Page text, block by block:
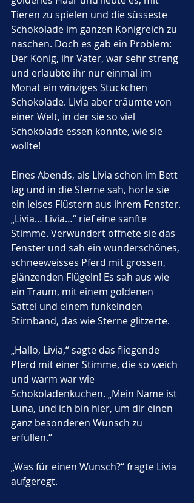
Tieren zu spielen und die süsseste
Schokolade im ganzen Königreich zu
naschen. Doch es gab ein Problem:
Der König, ihr Vater, war sehr streng
und erlaubte ihr nur einmal im
Monat ein winziges Stückchen
Schokolade. Livia aber träumte von
einer Welt, in der sie so viel
Schokolade essen konnte, wie sie
wollte!
Eines Abends, als Livia schon im Bett
lag und in die Sterne sah, hörte sie
ein leises Flüstern aus ihrem Fenster.
„Livia… Livia…“ rief eine sanfte
Stimme. Verwundert öffnete sie das
Fenster und sah ein wunderschönes,
schneeweisses Pferd mit grossen,
glänzenden Flügeln! Es sah aus wie
ein Traum, mit einem goldenen
Sattel und einem funkelnden
Stirnband, das wie Sterne glitzerte.
„Hallo, Livia,“ sagte das fliegende
Pferd mit einer Stimme, die so weich
und warm war wie
Schokoladenkuchen. „Mein Name ist
Luna, und ich bin hier, um dir einen
ganz besonderen Wunsch zu
erfüllen.“
„Was für einen Wunsch?“ fragte Livia
aufgeregt.